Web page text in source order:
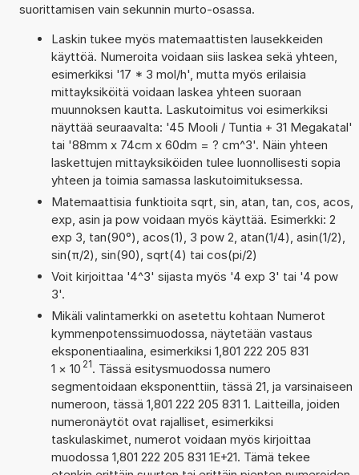
suorittamisen vain sekunnin murto-osassa.
Laskin tukee myös matemaattisten lausekkeiden
käyttöä. Numeroita voidaan siis laskea sekä yhteen,
esimerkiksi '17 * 3 mol/h', mutta myös erilaisia
mittayksiköitä voidaan laskea yhteen suoraan
muunnoksen kautta. Laskutoimitus voi esimerkiksi
näyttää seuraavalta: '45 Mooli / Tuntia + 31 Megakatal'
tai '88mm x 74cm x 60dm = ? cm^3'. Näin yhteen
laskettujen mittayksiköiden tulee luonnollisesti sopia
yhteen ja toimia samassa laskutoimituksessa.
Matemaattisia funktioita sqrt, sin, atan, tan, cos, acos,
exp, asin ja pow voidaan myös käyttää. Esimerkki: 2
exp 3, tan(90°), acos(1), 3 pow 2, atan(1/4), asin(1/2),
sin(π/2), sin(90), sqrt(4) tai cos(pi/2)
Voit kirjoittaa '4^3' sijasta myös '4 exp 3' tai '4 pow
3'.
Mikäli valintamerkki on asetettu kohtaan Numerot
kymmenpotenssimuodossa, näytetään vastaus
eksponentiaalina, esimerkiksi 1,801 222 205 831
1 × 10 21. Tässä esitysmuodossa numero
segmentoidaan eksponenttiin, tässä 21, ja varsinaiseen
numeroon, tässä 1,801 222 205 831 1. Laitteilla, joiden
numeronäytöt ovat rajalliset, esimerkiksi
taskulaskimet, numerot voidaan myös kirjoittaa
muodossa 1,801 222 205 831 1E+21. Tämä tekee